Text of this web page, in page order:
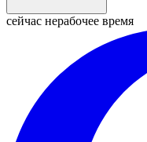
сейчас нерабочее время